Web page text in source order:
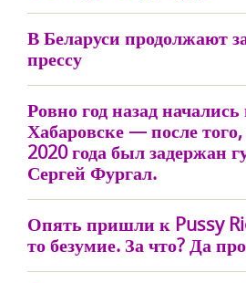
В Беларуси продолжают
прессу
Ровно год назад
Хабаровске — после
2020 года был задержан
Сергей Фургал.
Опять пришли к Pussy
то безумие. За что? Да